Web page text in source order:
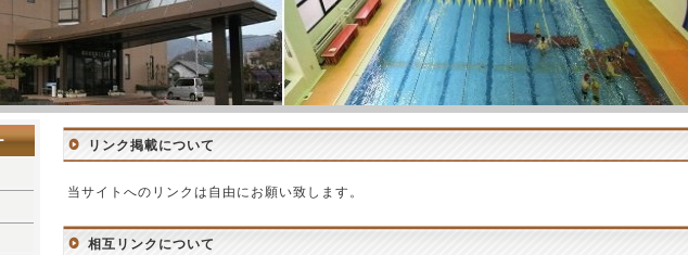
リンク掲載について
当サイトへのリンクは自由にお願い致します。
相互リンクについて